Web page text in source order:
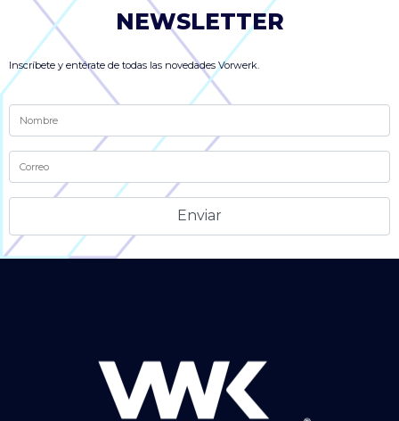
NEWSLETTER
Inscríbete y entérate de todas las novedades Vorwerk.
Alternative: